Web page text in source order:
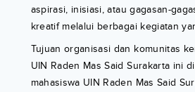
aspirasi, inisiasi, atau gagasan-
kreatif melalui berbagai kegiatan
Tujuan organisasi dan komunitas
UIN Raden Mas Said Surakarta ini
mahasiswa UIN Raden Mas Said